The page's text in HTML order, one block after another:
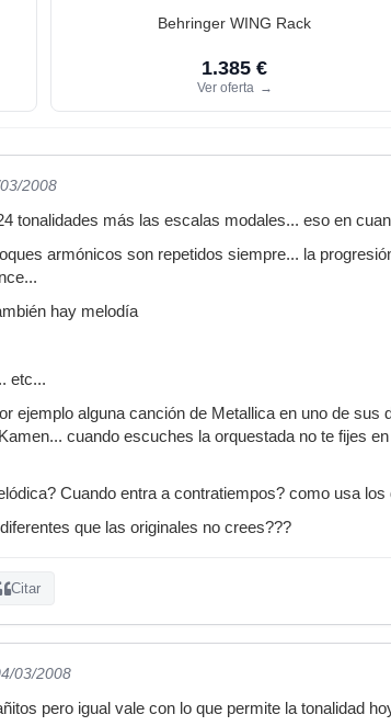
Behringer WING Rack
1.385 €
Ver oferta →
2008
tonalidades más las escalas modales... eso en
armónicos son repetidos siempre... la
hay melodía
etc...
ejemplo alguna canción de Metallica en uno de
cuando escuches la orquestada no te fijes
Cuando entra a contratiempos? como usa
que las originales no crees???
Citar
03/2008
pero igual vale con lo que permite la tonalidad